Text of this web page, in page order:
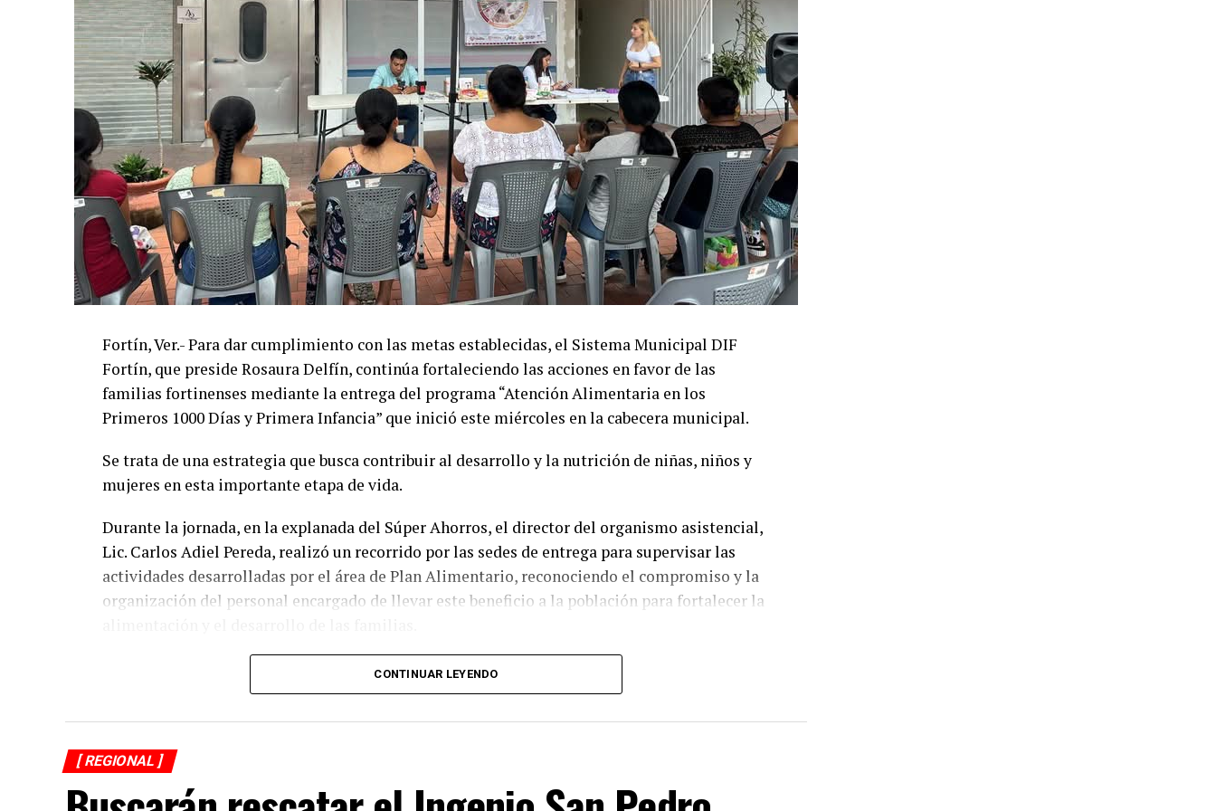
Fortín, Ver.- Para dar cumplimiento con las metas establecidas, el Sistema Municipal DIF
Fortín, que preside Rosaura Delfín, continúa fortaleciendo las acciones en favor de las
familias fortinenses mediante la entrega del programa “Atención Alimentaria en los
Primeros 1000 Días y Primera Infancia” que inició este miércoles en la cabecera municipal.
Se trata de una estrategia que busca contribuir al desarrollo y la nutrición de niñas, niños y
mujeres en esta importante etapa de vida.
Durante la jornada, en la explanada del Súper Ahorros, el director del organismo asistencial,
Lic. Carlos Adiel Pereda, realizó un recorrido por las sedes de entrega para supervisar las
actividades desarrolladas por el área de Plan Alimentario, reconociendo el compromiso y la
organización del personal encargado de llevar este beneficio a la población para fortalecer la
Asimismo, se informa a las personas beneficiarias que las entregas continuarán los días
jueves 6 y viernes 7 de agosto, de acuerdo con las sedes, horarios y localidades que
previamente fueron difundidos a través de los canales oficiales del DIF, cuya institución
trabajo, resultados y hechos que unidos hacemos de Fortín
CONTINUAR LEYENDO
[ REGIONAL ]